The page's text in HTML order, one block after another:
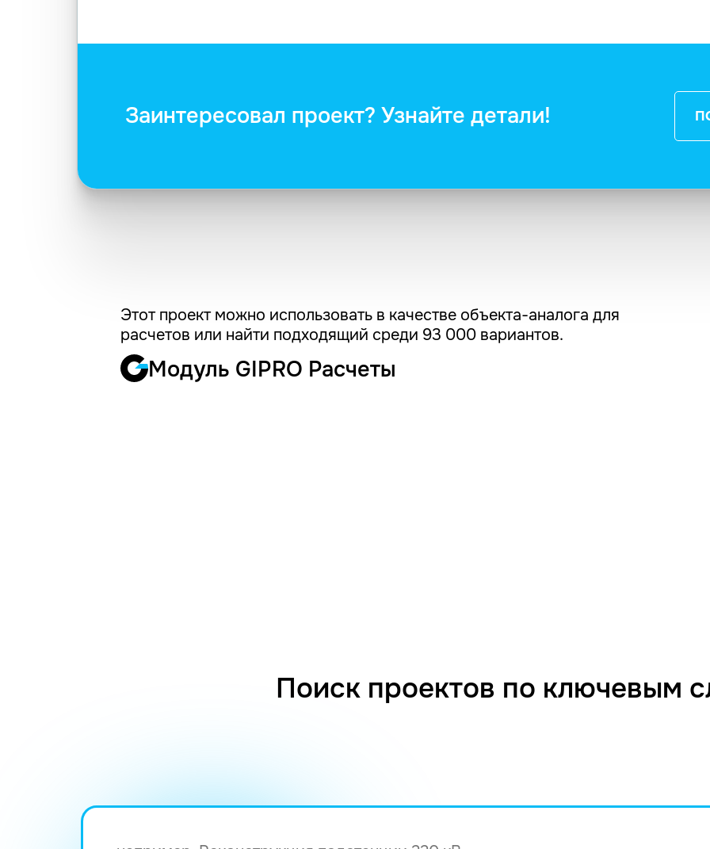
Заинтересовал проект? Узнайте детали!
Этот проект можно использовать в качестве объекта-аналога для
расчетов или найти подходящий среди 93 000 вариантов.
Модуль GIPRO Расчеты
Поиск проектов по ключевым